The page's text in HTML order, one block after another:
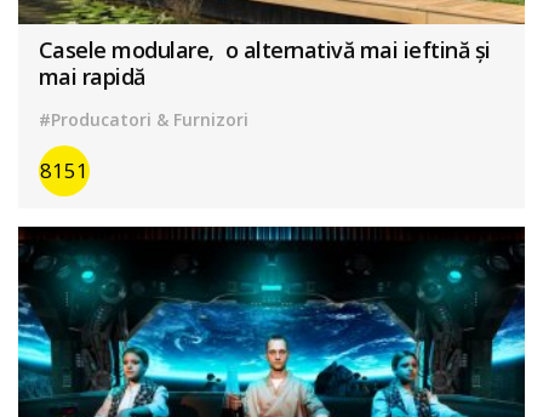
Casele modulare, o alternativă mai ieftină și
mai rapidă
#Producatori & Furnizori
8151